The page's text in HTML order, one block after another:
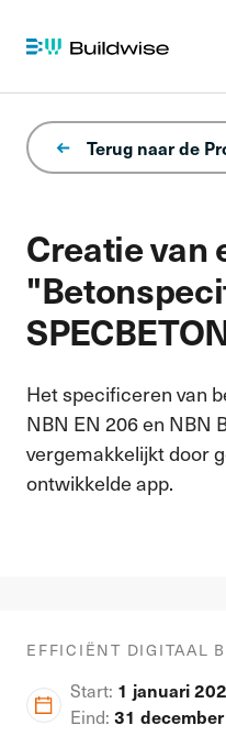
Creatie van
Terug naar de
Het specificeren van
NBN EN 206 en NBN
vergemakkelijkt door
ontwikkelde app.
EFFICIËNT DIGITAAL
Start: 1 januari
Eind: 31